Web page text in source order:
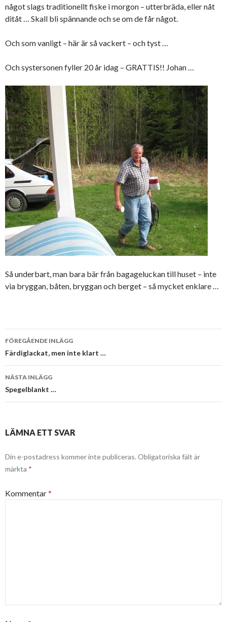
något slags traditionellt fiske i morgon – utterbräda, eller nåt
ditåt … Skall bli spännande och se om de får något.
Och som vanligt – här är så vackert – och tyst …
Och systersonen fyller 20 år idag – GRATTIS!! Johan …
Så underbart, man bara bär från bagageluckan till huset – inte
via bryggan, båten, bryggan och berget – så mycket enklare …
Inläggsnavigering
FÖREGÅENDE INLÄGG
Färdiglackat, men inte klart …
NÄSTA INLÄGG
Spegelblankt …
LÄMNA ETT SVAR
Din e-postadress kommer inte publiceras. Obligatoriska fält är
märkta *
Kommentar*